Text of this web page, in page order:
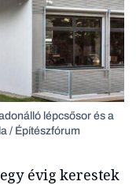
lépcsősor és a
/ Építészfórum
évig kerestek